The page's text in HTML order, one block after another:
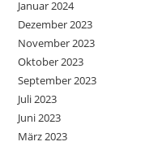
Januar 2024
Dezember 2023
November 2023
Oktober 2023
September 2023
Juli 2023
Juni 2023
März 2023